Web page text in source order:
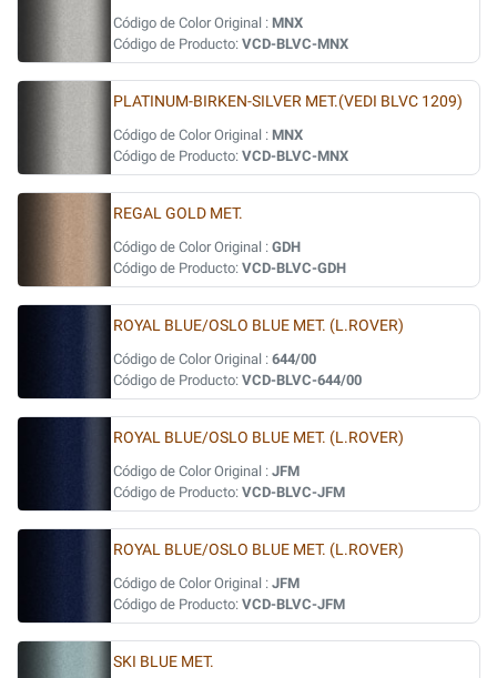
Código de Color Original : MNX
Código de Producto: VCD-BLVC-MNX
PLATINUM-BIRKEN-SILVER MET.(VEDI BLVC 1209)
Código de Color Original : MNX
Código de Producto: VCD-BLVC-MNX
REGAL GOLD MET.
Código de Color Original : GDH
Código de Producto: VCD-BLVC-GDH
ROYAL BLUE/OSLO BLUE MET. (L.ROVER)
Código de Color Original : 644/00
Código de Producto: VCD-BLVC-644/00
ROYAL BLUE/OSLO BLUE MET. (L.ROVER)
Código de Color Original : JFM
Código de Producto: VCD-BLVC-JFM
ROYAL BLUE/OSLO BLUE MET. (L.ROVER)
Código de Color Original : JFM
Código de Producto: VCD-BLVC-JFM
SKI BLUE MET.